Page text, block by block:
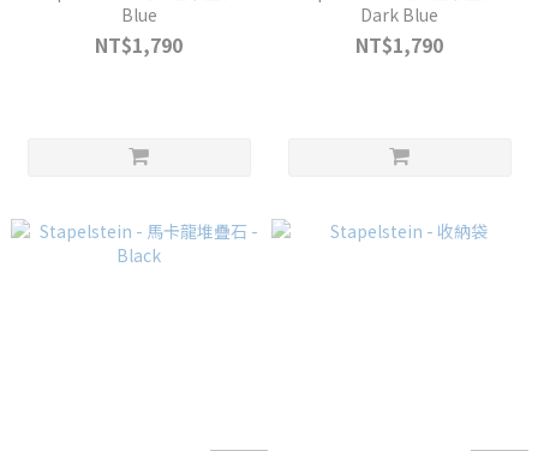
Blue
NT$1,790
Dark Blue
NT$1,790